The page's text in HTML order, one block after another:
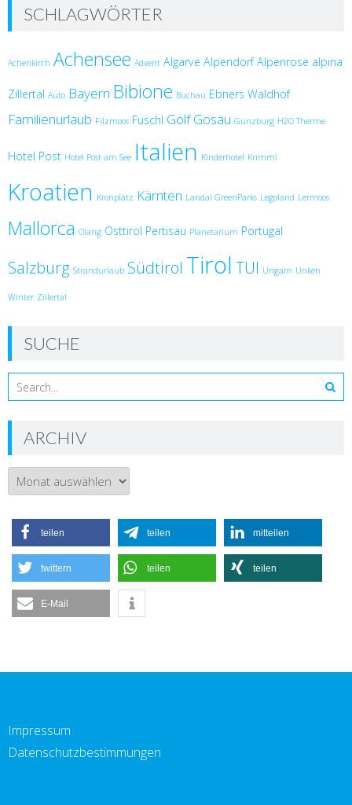
SCHLAGWÖRTER
Achenkirch Achensee Advent Algarve Alpendorf Alpenrose alpina
Zillertal Auto Bayern Bibione Buchau Ebners Waldhof
Familienurlaub Filzmoos Fuschl Golf Gosau Günzburg H2O Therme
Hotel Post Hotel Post am See Italien Kinderhotel Krimml
Kroatien Kronplatz Kärnten Landal GreenParks Legoland Lermoos
Mallorca Olang Osttirol Pertisau Planetarium Portugal
Salzburg Strandurlaub Südtirol Tirol TUI Ungarn Unken
Winter Zillertal
SUCHE
ARCHIV
Archiv
teilen teilen mitteilen
twittern teilen teilen
E-Mail
Impressum
Datenschutzbestimmungen